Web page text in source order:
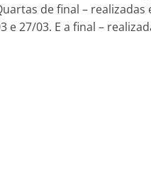
de final – realizadas
e 27/03. E a final –